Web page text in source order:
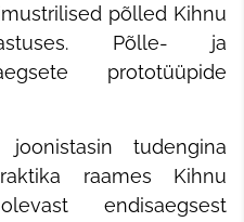
põlled Kihnu
Põlle- ja
prototüüpide
tudengina
raames Kihnu
endisaegsest